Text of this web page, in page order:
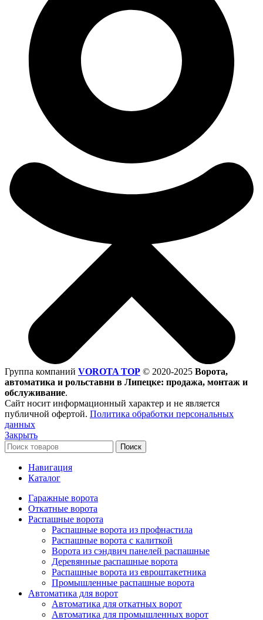
Группа компаний VOROTA TOP © 2020-2025 Ворота,
автоматика и рольставни в Липецке: продажа, монтаж и
обслуживание.
Сайт носит информационный характер и не является
публичной офертой. Политика обработки персональных
данных
Закрыть
Поиск
Навигация
Каталог
Гаражные ворота
Откатные ворота
Распашные ворота
Распашные ворота из профнастила
Распашные ворота с калиткой
Ворота из сэндвич панелей распашные
Деревянные распашные ворота
Распашные ворота из евроштакетника
Промышленные распашные ворота
Автоматика для ворот
Автоматика для откатных ворот
Автоматика для промышленных ворот